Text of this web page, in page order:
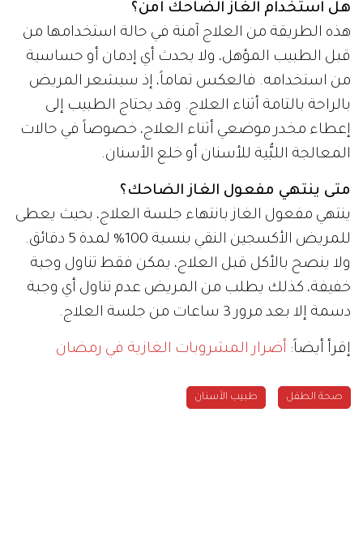
هل استخدام الغاز الضاحك آمن؟
هذه الطريقة من العلاج آمنة في حالة استخدامها من
قبل الطبيب المؤهل، ولا يحدث أي إدمان أو حساسية
من استخدامه. فالعكس تماماً، إذ سيشعر المريض
بالراحة بالتامة أثناء العلاج. وقد يحتاج الطبيب إلى
إعطاء مخدر موضعي أثناء العلاج، خصوصاً في حالات
المعالجة اللبُّية للأسنان أو خلع الأسنان.
متى ينتهي مفعول الغاز الضاحك؟
ينتهي مفعول الغاز بانتهاء جلسة العلاج، بحيث يعطى
للمريض الأكسجين النقي بنسبة 100% لمدة 5 دقائق.
ولا ينصح بالأكل قبل العلاج، يمكن فقط تناول وجبة
خفيفة، كذلك يطلب من المريض عدم تناول أي وجبة
دسمة إلا بعد مرور 3 ساعات من جلسة العلاج.
إقرأ أيضاً: أضرار المشروبات الغازية في رمضان
صحة الطفل طبيب الأسنان